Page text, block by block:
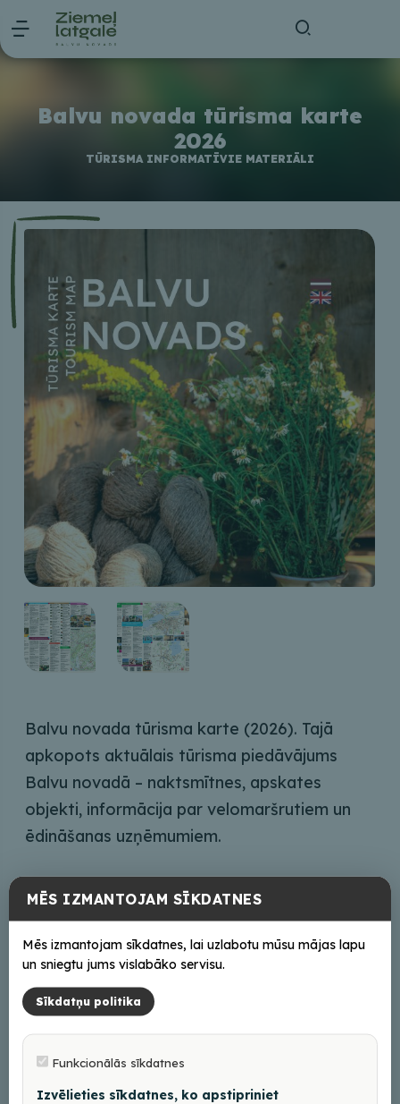
Balvu novada tūrisma karte
2026
TŪRISMA INFORMATĪVIE MATERIĀLI
Balvu novada tūrisma karte (2026). Tajā
apkopots aktuālais tūrisma piedāvājums
Balvu novadā – naktsmītnes, apskates
objekti, informācija par velomaršrutiem un
ēdināšanas uzņēmumiem.
Lejupielādēt PDF
Saziņai
MĒS IZMANTOJAM SĪKDATNES
Mēs izmantojam sīkdatnes, lai uzlabotu mūsu mājas lapu
un sniegtu jums vislabāko servisu.
Sīkdatņu politika
Funkcionālās sīkdatnes
Izvēlieties sīkdatnes, ko apstipriniet